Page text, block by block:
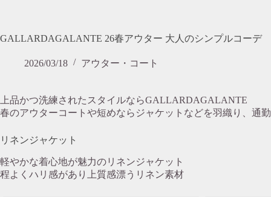
GALLARDAGALANTE 26春アウター 大人のシンプルコーデ
2026/03/18 アウター・コート
上品かつ洗練されたスタイルならGALLARDAGALANTE
春のアウターコートや短めならジャケットなどを羽織り、通
リネンジャケット
軽やかな着心地が魅力のリネンジャケット
程よくハリ感があり上質感漂うリネン素材